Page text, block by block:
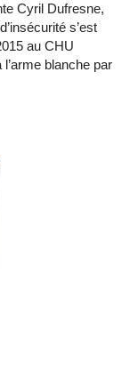
Cyril Dufresne,
s’est
au CHU
blanche par